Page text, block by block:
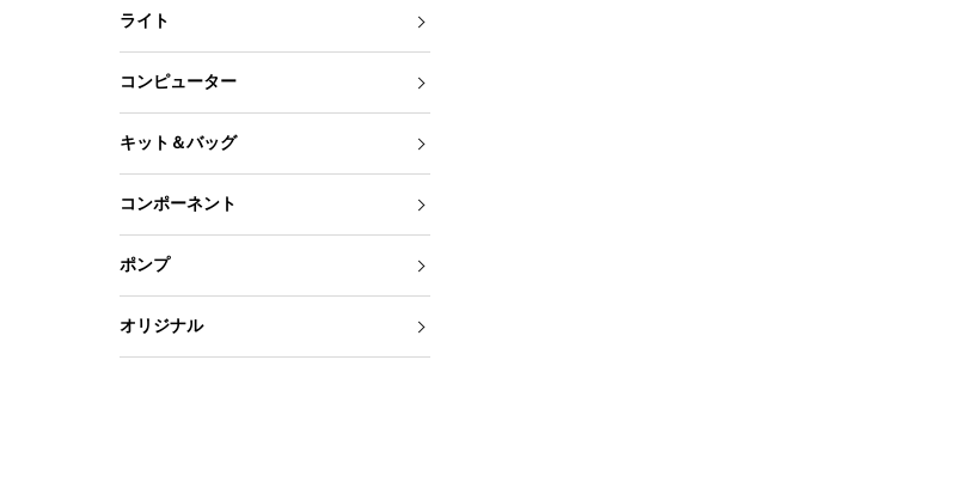
ライト
コンピューター
キット＆バッグ
コンポーネント
ポンプ
オリジナル